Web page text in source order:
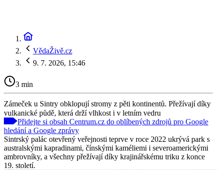
VědaŽivě.cz
9. 7. 2026, 15:46
3 min
Zámeček u Sintry obklopují stromy z pěti kontinentů. Přežívají díky
vulkanické půdě, která drží vlhkost i v letním vedru
Přidejte si obsah Centrum.cz do oblíbených zdrojů pro Google
hledání a Google zprávy
Sintrský palác otevřený veřejnosti teprve v roce 2022 ukrývá park s
australskými kapradinami, čínskými kaméliemi i severoamerickými
ambrovníky, a všechny přežívají díky krajinářskému triku z konce
19. století.